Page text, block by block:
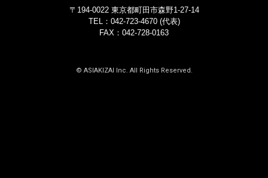
TEL：042-723-4670 (代表)
〒194-0022 東京都町田市森野1-27-14
TEL：042-723-4670 (代表)
FAX：042-728-0163
© ASIAKIZAI Inc. All Rights Reserved.